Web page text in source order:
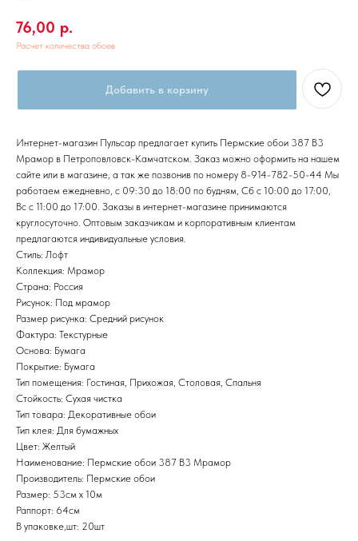
76,00 р.
Расчет количества обоев
Добавить в корзину
Интернет-магазин Пульсар предлагает купить Пермские обои 387 В3
Мрамор в Петроповловск-Камчатском. Заказ можно оформить на нашем
сайте или в магазине, а так же позвонив по номеру 8-914-782-50-44 Мы
работаем ежедневно, с 09:30 до 18:00 по будням, Сб с 10:00 до 17:00,
Вс с 11:00 до 17:00. Заказы в интернет-магазине принимаются
круглосуточно. Оптовым заказчикам и корпоративным клиентам
предлагаются индивидуальные условия.
Стиль: Лофт
Коллекция: Мрамор
Страна: Россия
Рисунок: Под мрамор
Размер рисунка: Средний рисунок
Фактура: Текстурные
Основа: Бумага
Покрытие: Бумага
Тип помещения: Гостиная, Прихожая, Столовая, Спальня
Стойкость: Сухая чистка
Тип товара: Декоративные обои
Тип клея: Для бумажных
Цвет: Желтый
Наименование: Пермские обои 387 В3 Мрамор
Производитель: Пермские обои
Размер: 53см х 10м
Раппорт: 64см
В упаковке,шт: 20шт